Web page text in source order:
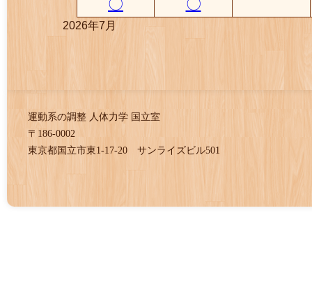
〇 〇
2026年7月
運動系の調整 人体力学 国立室
〒186-0002
東京都国立市東1-17-20 サンライズビル501